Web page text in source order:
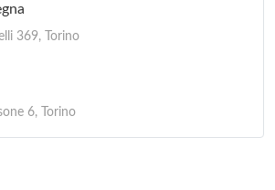
369, Torino
6, Torino